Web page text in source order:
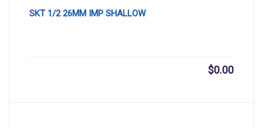
SKT 1/2 26MM IMP SHALLOW
$0.00